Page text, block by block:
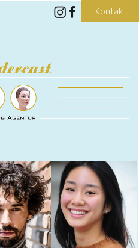
Kontakt